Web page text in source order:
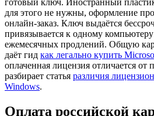
для этого не нужны, оформление
онлайн-заказ. Ключ выдаётся
привязывается к одному компьютеру
ежемесячных продлений. Общую
даёт гид как легально купить
оплаченная лицензия отличается от
разбирает статья различия
Windows.
Оплата российской